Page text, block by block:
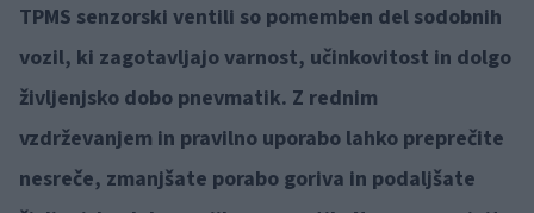
TPMS senzorski ventili so pomemben del sodobnih
vozil, ki zagotavljajo varnost, učinkovitost in dolgo
življenjsko dobo pnevmatik. Z rednim
vzdrževanjem in pravilno uporabo lahko preprečite
nesreče, zmanjšate porabo goriva in podaljšate